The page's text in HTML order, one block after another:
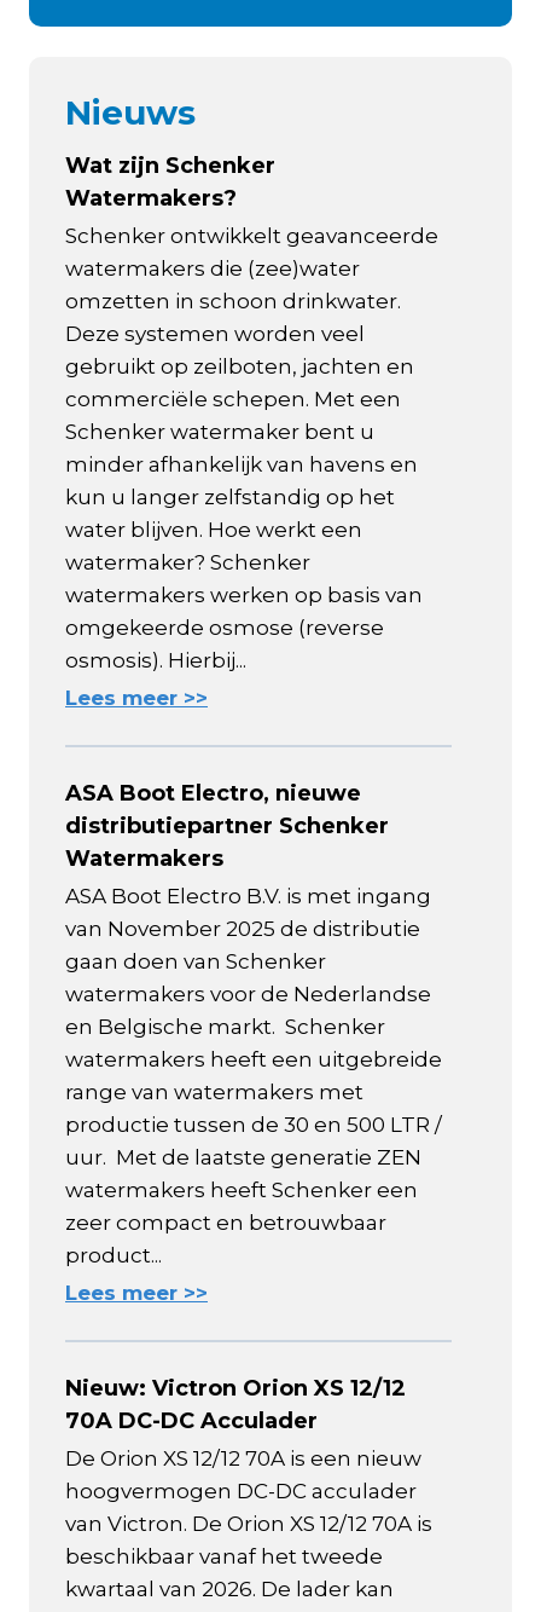
Nieuws
Wat zijn Schenker
Watermakers?
Schenker ontwikkelt geavanceerde
watermakers die (zee)water
omzetten in schoon drinkwater.
Deze systemen worden veel
gebruikt op zeilboten, jachten en
commerciële schepen. Met een
Schenker watermaker bent u
minder afhankelijk van havens en
kun u langer zelfstandig op het
water blijven. Hoe werkt een
watermaker? Schenker
watermakers werken op basis van
omgekeerde osmose (reverse
osmosis). Hierbij...
Lees meer >>
ASA Boot Electro, nieuwe
distributiepartner Schenker
Watermakers
ASA Boot Electro B.V. is met ingang
van November 2025 de distributie
gaan doen van Schenker
watermakers voor de Nederlandse
en Belgische markt. Schenker
watermakers heeft een uitgebreide
range van watermakers met
productie tussen de 30 en 500 LTR /
uur. Met de laatste generatie ZEN
watermakers heeft Schenker een
zeer compact en betrouwbaar
product...
Lees meer >>
Nieuw: Victron Orion XS 12/12
70A DC-DC Acculader
De Orion XS 12/12 70A is een nieuw
hoogvermogen DC-DC acculader
van Victron. De Orion XS 12/12 70A is
beschikbaar vanaf het tweede
kwartaal van 2026. De lader kan